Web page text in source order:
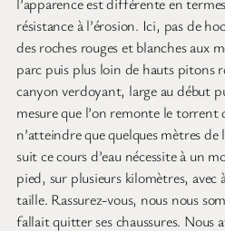
résistance à l’érosion. Ici, pas de
des roches rouges et blanches aux
parc puis plus loin de hauts pitons
canyon verdoyant, large au début
mesure que l’on remonte le torrent
n’atteindre que quelques mètres
suit ce cours d’eau nécessite à un
pied, sur plusieurs kilomètres, avec
taille. Rassurez-vous, nous nous
fallait quitter ses chaussures. Nous